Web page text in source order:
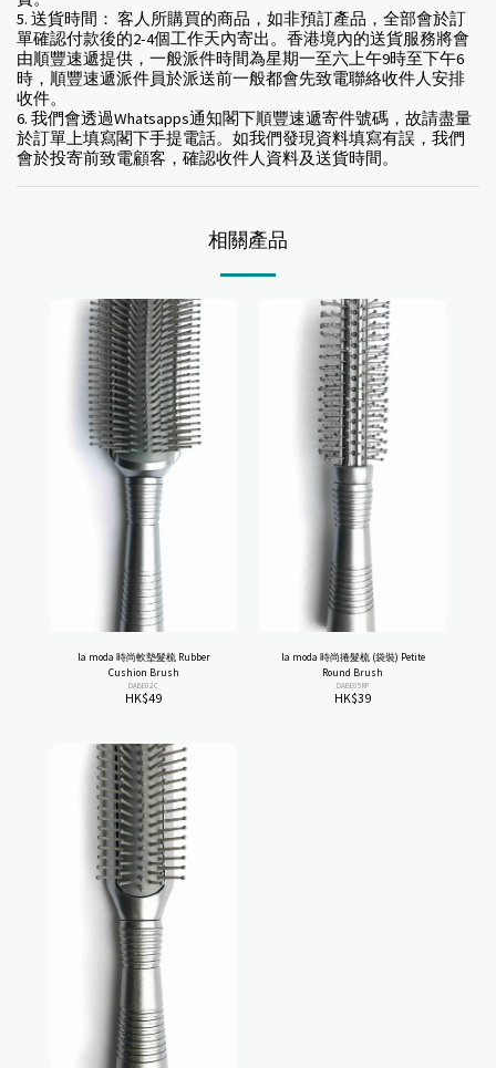
5. 送貨時間： 客人所購買的商品，如非預訂產品，全部會於訂
單確認付款後的2-4個工作天內寄出。香港境內的送貨服務將會
由順豐速遞提供，一般派件時間為星期一至六上午9時至下午6
時，順豐速遞派件員於派送前一般都會先致電聯絡收件人安排
收件。
6. 我們會透過Whatsapps通知閣下順豐速遞寄件號碼，故請盡量
於訂單上填寫閣下手提電話。如我們發現資料填寫有誤，我們
會於投寄前致電顧客，確認收件人資料及送貨時間。
相關產品
la moda 時尚軟墊髮梳 Rubber
Cushion Brush
DABE02C
HK$49
la moda 時尚捲髮梳 (袋裝) Petite
Round Brush
DABE05RP
HK$39